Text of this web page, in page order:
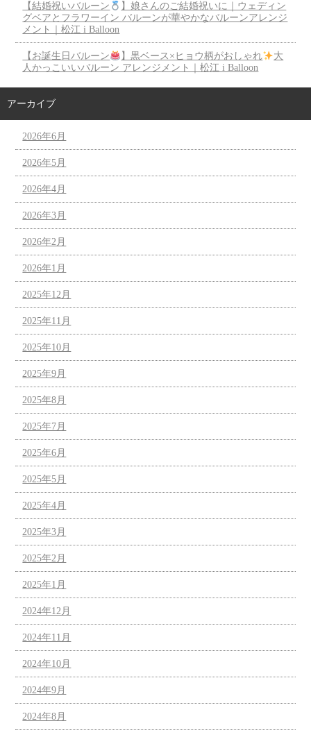
【結婚祝いバルーン
】娘さんのご結婚祝いに｜ウェディン
グベアとフラワーイン バルーンが華やかなバルーンアレンジ
メント｜松江 i Balloon
【お誕生日バルーン 】黒ベース×ヒョウ柄がおしゃれ
大
人かっこいいバルーン アレンジメント｜松江 i Balloon
アーカイブ
2026年6月
2026年5月
2026年4月
2026年3月
2026年2月
2026年1月
2025年12月
2025年11月
2025年10月
2025年9月
2025年8月
2025年7月
2025年6月
2025年5月
2025年4月
2025年3月
2025年2月
2025年1月
2024年12月
2024年11月
2024年10月
2024年9月
2024年8月